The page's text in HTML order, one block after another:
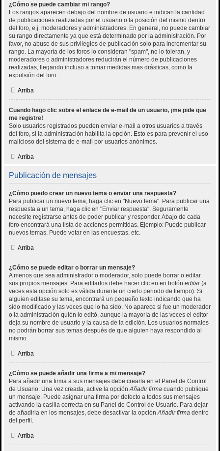
¿Cómo se puede cambiar mi rango?
Los rangos aparecen debajo del nombre de usuario e indican la cantidad
de publicaciones realizadas por el usuario o la posición del mismo dentro
del foro, e.j. moderadores y administradores. En general, no puede cambiar
su rango directamente ya que está determinado por la administración. Por
favor, no abuse de sus privilegios de publicación solo para incrementar su
rango. La mayoría de los foros lo consideran "spam", no lo toleran, y
moderadores o administradores reducirán el número de publicaciones
realizadas, llegando incluso a tomar medidas mas drásticas, como la
expulsión del foro.
Arriba
Cuando hago clic sobre el enlace de e-mail de un usuario, ¡me pide que
me registre!
Solo usuarios registrados pueden enviar e-mail a otros usuarios a través
del foro, si la administración habilita la opción. Esto es para prevenir el uso
malicioso del sistema de e-mail por usuarios anónimos.
Arriba
Publicación de mensajes
¿Cómo puedo crear un nuevo tema o enviar una respuesta?
Para publicar un nuevo tema, haga clic en "Nuevo tema". Para publicar una
respuesta a un tema, haga clic en "Enviar respuesta". Seguramente
necesite registrarse antes de poder publicar y responder. Abajo de cada
foro encontrará una lista de acciones permitidas. Ejemplo: Puede publicar
nuevos temas, Puede votar en las encuestas, etc.
Arriba
¿Cómo se puede editar o borrar un mensaje?
A menos que sea administrador o moderador, solo puede borrar o editar
sus propios mensajes. Para editarlos debe hacer clic en en botón editar(a
veces esta opción solo es válida durante un cierto periodo de tiempo). Si
alguien editase su tema, encontrará un pequeño texto indicando que ha
sido modificado y las veces que lo ha sido. No aparece si fue un moderador
o la administración quién lo editó, aunque la mayoría de las veces el editor
deja su nombre de usuario y la causa de la edición. Los usuarios normales
no podrán borrar sus temas después de que alguien haya respondido al
mismo.
Arriba
¿Cómo se puede añadir una firma a mi mensaje?
Para añadir una firma a sus mensajes debe crearla en el Panel de Control
de Usuario. Una vez creada, active la opciónAñadir firma cuando publique
un mensaje. Puede asignar una firma por defecto a todos sus mensajes
activando la casilla correcta en su Panel de Control de Usuario. Para dejar
de añadirla en los mensajes, debe desactivar la opciónAñadir firma dentro
del perfil.
Arriba